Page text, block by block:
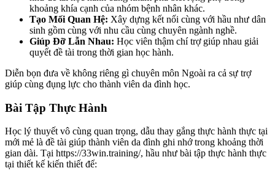
khoảng khía cạnh của nhóm bệnh nhân khác.
Tạo Mối Quan Hệ: Xây dựng kết nối cùng với hầu như dân
sinh gồm cùng với nhu cầu cùng chuyên ngành nghề.
Giúp Đỡ Lẫn Nhau: Học viên thậm chí trợ giúp nhau giải
quyết đề tài trong thời gian học hành.
Diễn bọn đưa về không riêng gì chuyên môn Ngoài ra cả sự trợ
giúp cùng đụng lực cho thành viên da đình học.
Bài Tập Thực Hành
Học lý thuyết vô cùng quan trọng, dẫu thay gắng thực hành thực tại
mới mẻ là đề tài giúp thành viên da đình ghi nhớ trong khoảng thời
gian dài. Tại https://33win.training/, hầu như bài tập thực hành thực
tại thiết kế kiến thiết để: